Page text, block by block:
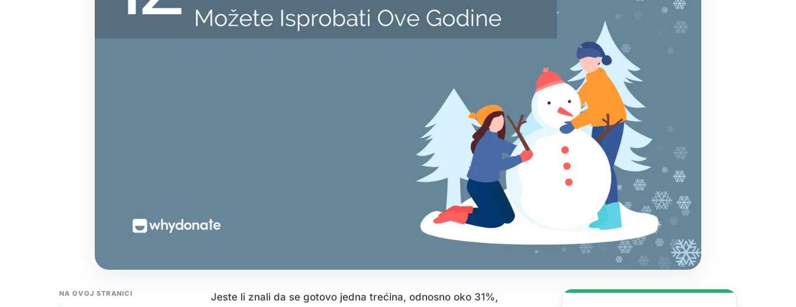
NA OVOJ STRANICI
Jeste li znali da se gotovo jedna trećina, odnosno oko 31%,